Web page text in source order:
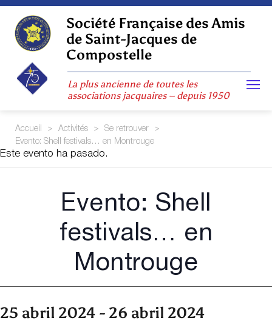
Skip
content
Société Française des Amis
de Saint-Jacques de
Compostelle
La plus ancienne de toutes les
associations jacquaires – depuis 1950
Accueil > Activités > Se retrouver
>
Evento: Shell festivals… en Montrouge
Este evento ha pasado.
Evento: Shell
festivals… en
Montrouge
25 abril 2024 - 26 abril 2024